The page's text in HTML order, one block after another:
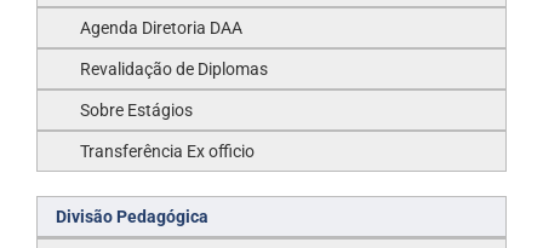
Agenda Diretoria DAA
Revalidação de Diplomas
Sobre Estágios
Transferência Ex officio
Divisão Pedagógica